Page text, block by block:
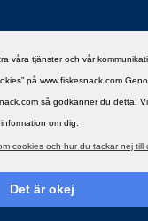
våra tjänster och vår
på
så godkänner du detta.
om dig.
cookies och hur du tackar nej till
Det är okej